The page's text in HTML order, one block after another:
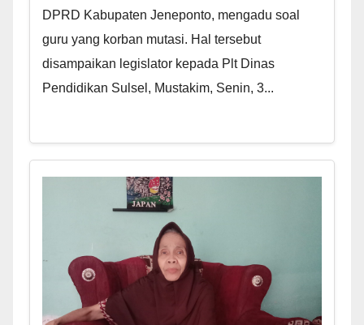
DPRD Kabupaten Jeneponto, mengadu soal
guru yang korban mutasi. Hal tersebut
disampaikan legislator kepada Plt Dinas
Pendidikan Sulsel, Mustakim, Senin, 3...